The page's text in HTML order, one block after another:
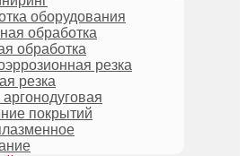
оборудования
обработка
обработка
резка
резка
покрытий